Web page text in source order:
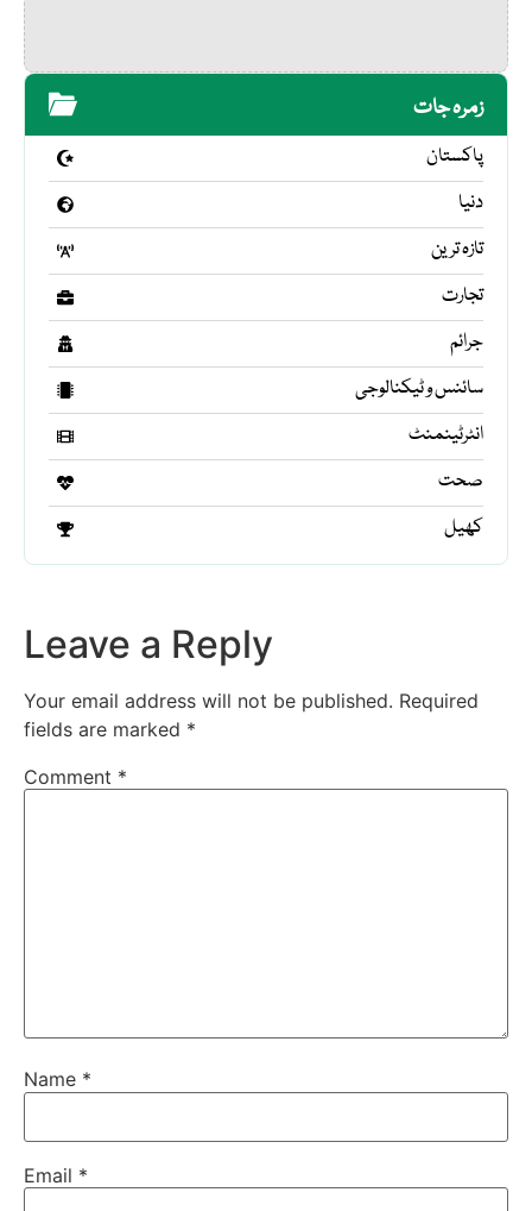
زمرہ جات
پاکستان
دنیا
تازہ ترین
تجارت
جرائم
سائنس و ٹیکنالوجی
انٹرٹینمنٹ
صحت
کھیل
Leave a Reply
Your email address will not be published. Required
fields are marked *
Comment *
Name *
Email *